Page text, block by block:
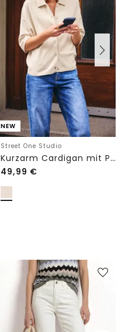
NEW
Street One Studio
Kurzarm Cardigan mit Polokragen
49,99 €